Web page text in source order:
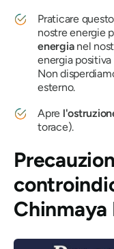
Praticare questo
nostre energie
energianel
energia
Non
esterno.
Apre
torace).
Chinmaya